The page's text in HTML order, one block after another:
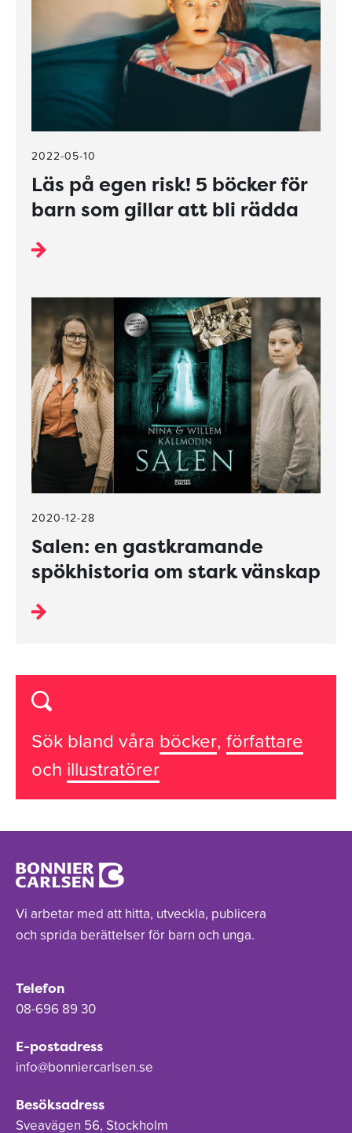
2022-05-10
Läs på egen risk! 5 böcker för
barn som gillar att bli rädda
2020-12-28
Salen: en gastkramande
spökhistoria om stark vänskap
Sök bland våra böcker, författare
och illustratörer
Vi arbetar med att hitta, utveckla, publicera
och sprida berättelser för barn och unga.
Telefon
08-696 89 30
E-postadress
info@bonniercarlsen.se
Besöksadress
Sveavägen 56, Stockholm